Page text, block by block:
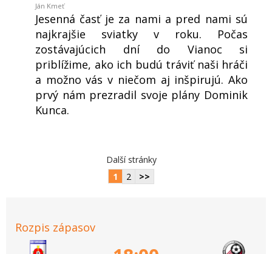
Ján Kmeť
Jesenná časť je za nami a pred nami sú
najkrajšie sviatky v roku. Počas
zostávajúcich dní do Vianoc si
priblížime, ako ich budú tráviť naši hráči
a možno vás v niečom aj inšpirujú. Ako
prvý nám prezradil svoje plány Dominik
Kunca.
Další stránky
1
2 >>
Rozpis zápasov